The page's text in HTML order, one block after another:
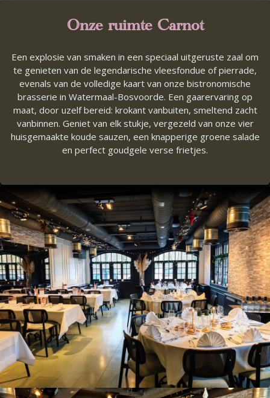
Onze ruimte Carnot
Een explosie van smaken in een speciaal uitgeruste zaal om
te genieten van de legendarische vleesfondue of pierrade,
evenals van de volledige kaart van onze bistronomische
brasserie in Watermaal-Bosvoorde. Een gaarervaring op
maat, door uzelf bereid: krokant vanbuiten, smeltend zacht
vanbinnen. Geniet van elk stukje, vergezeld van onze vier
huisgemaakte koude sauzen, een knapperige groene salade
en perfect goudgele verse frietjes.